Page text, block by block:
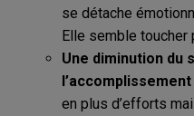
se détache
Elle semble toucher
Une diminution du
l’accomplissement
en plus d’efforts